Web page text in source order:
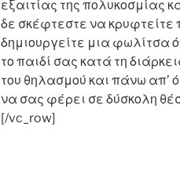
εξαιτίας της πολυκοσμίας
δε σκέφτεστε να
δημιουργείτε μια φωλίτσα
το παιδί σας κατά τη
του θηλασμού και πάνω απ’
να σας φέρει σε δύσκολη
[/vc_row]